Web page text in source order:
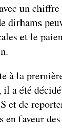
un
dirhams
et le
à la
a été
et de
en faveur